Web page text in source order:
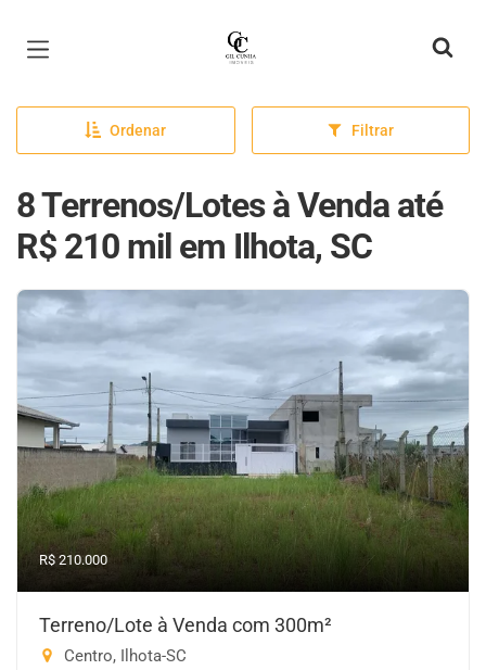
Página inicial
Ordenar Filtrar
8 Terrenos/Lotes à Venda até
R$ 210 mil em Ilhota, SC
R$ 210.000
Terreno/Lote à Venda com 300m²
Centro, Ilhota-SC